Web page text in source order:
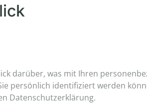
darüber, was mit Ihren
persönlich identifiziert werden
Datenschutzerklärung.